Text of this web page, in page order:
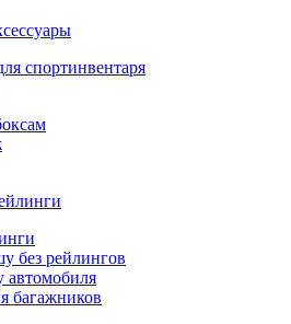
спортинвентаря
без рейлингов
багажников